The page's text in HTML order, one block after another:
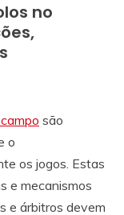
no
são
o
os jogos. Estas
e mecanismos
e árbitros devem